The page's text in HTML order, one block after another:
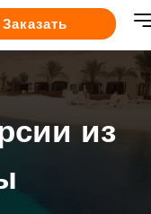
Заказать
из